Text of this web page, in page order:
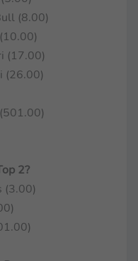
(8.00)
(17.00)
(26.00)
2?
(3.00)